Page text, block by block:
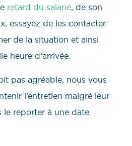
retard du salarié, de son
essayez de les contacter
de la situation et ainsi
heure d’arrivée.
pas agréable, nous vous
l’entretien malgré leur
le reporter à une date